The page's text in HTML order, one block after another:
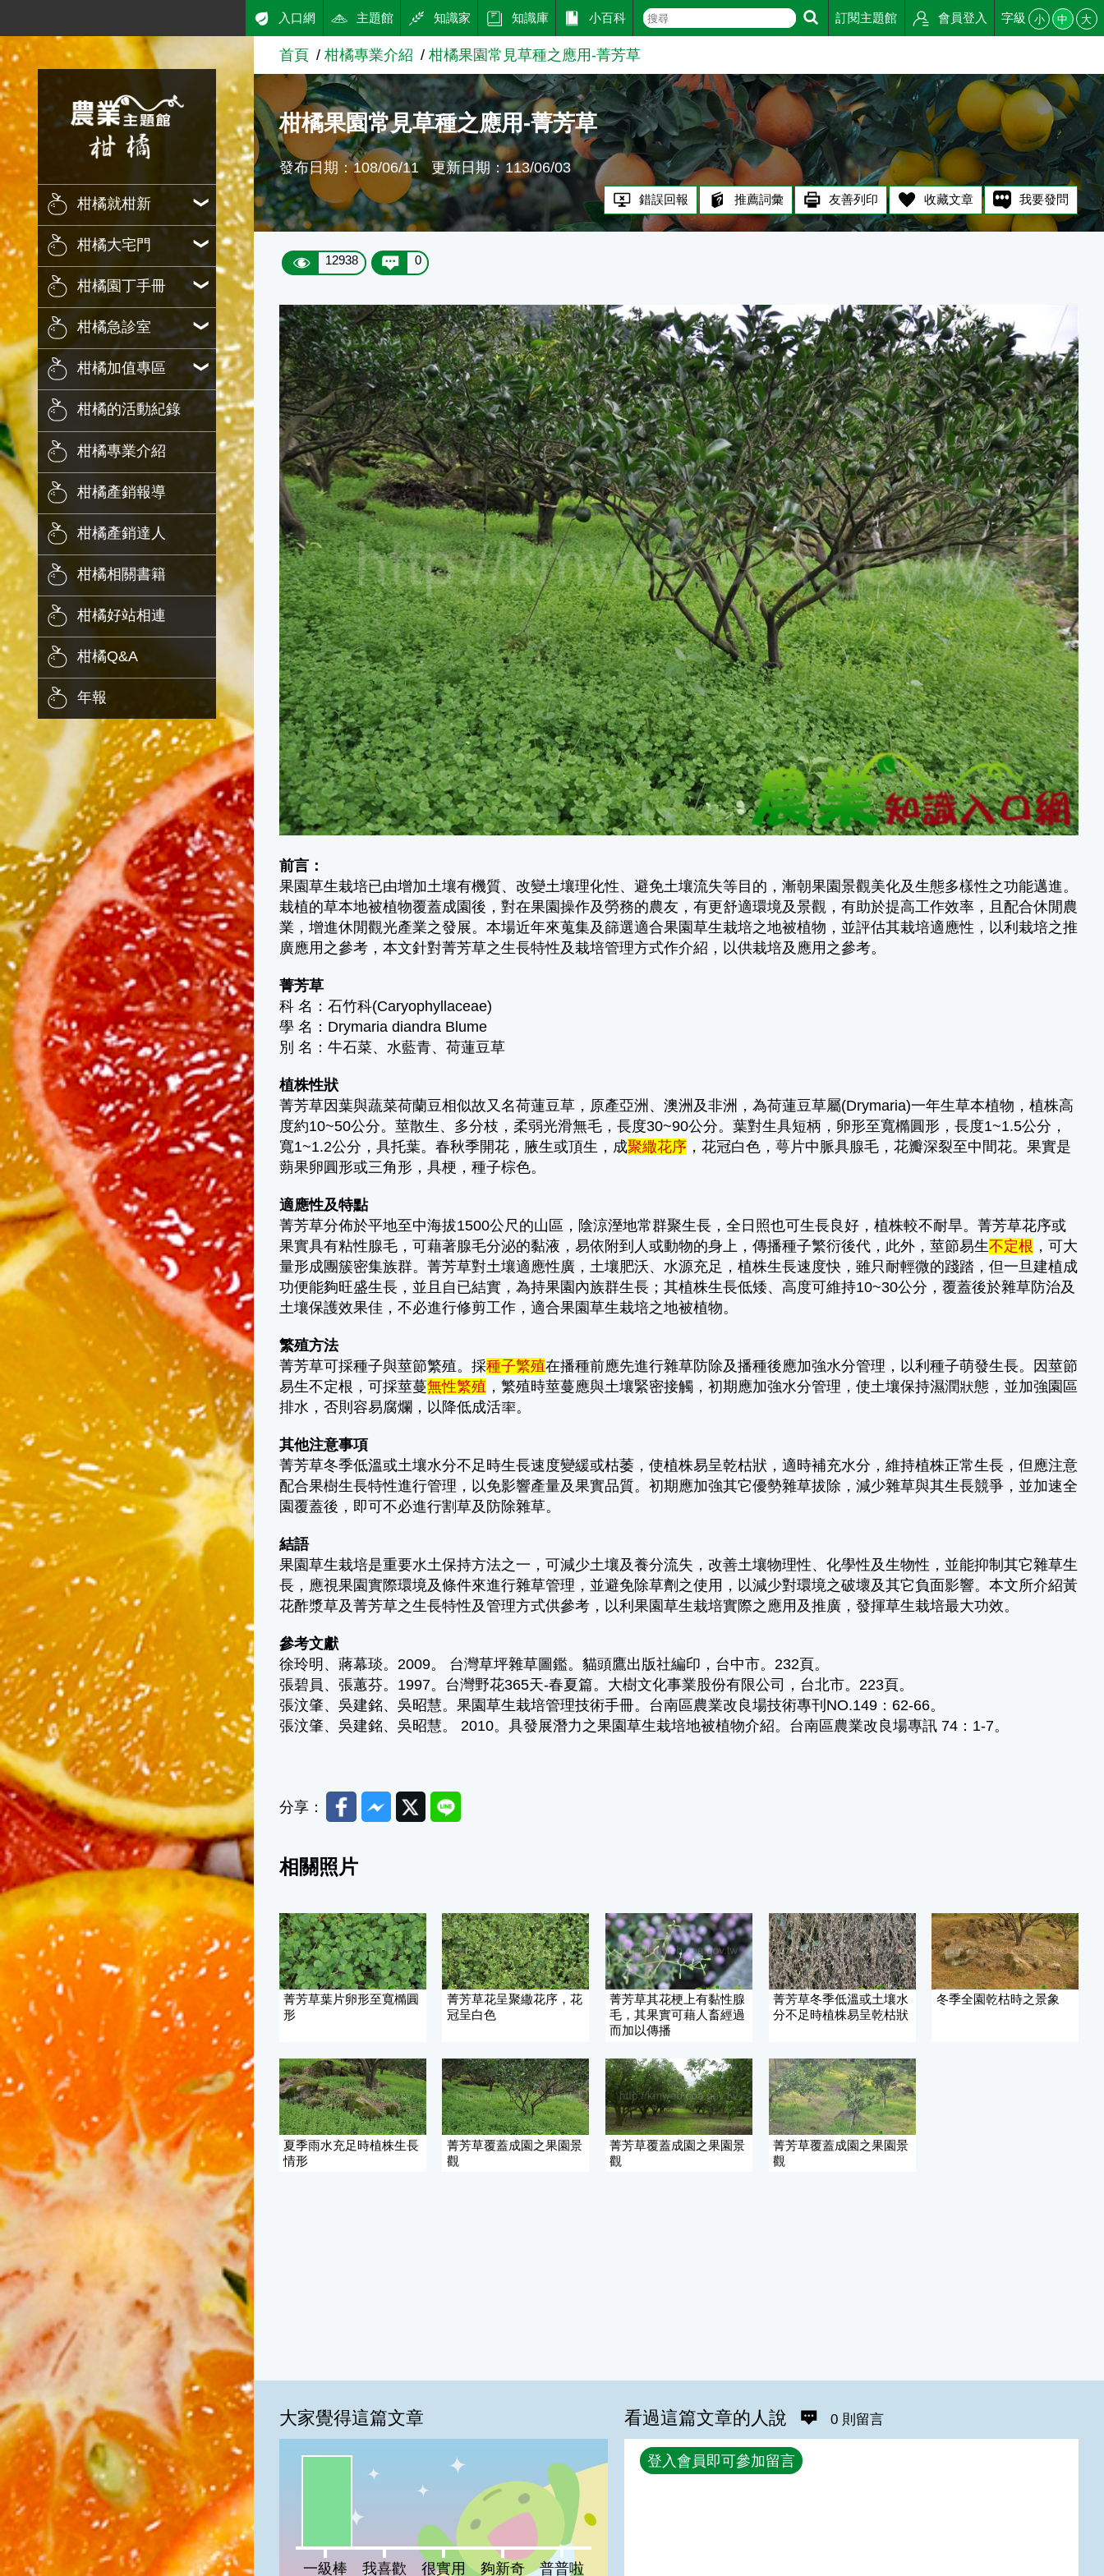
跳到主要內容
農業知識入口網
柑橘就柑新
柑橘大宅門
柑橘園丁手冊
柑橘急診室
柑橘加值專區
柑橘的活動紀錄
柑橘專業介紹
柑橘產銷報導
柑橘產銷達人
柑橘相關書籍
柑橘好站相連
柑橘Q&A
年報
入口網 主題館 知識家 知識庫 小百科 訂閱主題館 會員登入 字級 小 中 大
首頁 柑橘專業介紹 柑橘果園常見草種之應用-菁芳草
柑橘果園常見草種之應用-菁芳草
發布日期：108/06/11 更新日期：113/06/03
錯誤回報 推薦詞彙 友善列印 收藏文章 我要發問
12938 0
前言：
果園草生栽培已由增加土壤有機質、改變土壤理化性、避免土壤流失等目的，漸朝果園景觀美化及生態多樣性之功能邁進。
栽植的草本地被植物覆蓋成園後，對在果園操作及勞務的農友，有更舒適環境及景觀，有助於提高工作效率，且配合休閒農
業，增進休閒觀光產業之發展。本場近年來蒐集及篩選適合果園草生栽培之地被植物，並評估其栽培適應性，以利栽培之推
廣應用之參考，本文針對菁芳草之生長特性及栽培管理方式作介紹，以供栽培及應用之參考。
菁芳草
科 名：石竹科(Caryophyllaceae)
學 名：Drymaria diandra Blume
別 名：牛石菜、水藍青、荷蓮豆草
植株性狀
菁芳草因葉與蔬菜荷蘭豆相似故又名荷蓮豆草，原產亞洲、澳洲及非洲，為荷蓮豆草屬(Drymaria)一年生草本植物，植株高
度約10~50公分。莖散生、多分枝，柔弱光滑無毛，長度30~90公分。葉對生具短柄，卵形至寬橢圓形，長度1~1.5公分，
寬1~1.2公分，具托葉。春秋季開花，腋生或頂生，成聚繖花序 ，花冠白色，萼片中脈具腺毛，花瓣深裂至中間花。果實是
蒴果卵圓形或三角形，具梗，種子棕色。
適應性及特點
菁芳草分佈於平地至中海拔1500公尺的山區，陰涼溼地常群聚生長，全日照也可生長良好，植株較不耐旱。菁芳草花序或
果實具有粘性腺毛，可藉著腺毛分泌的黏液，易依附到人或動物的身上，傳播種子繁衍後代，此外，莖節易生不定根 ，可大
量形成團簇密集族群。菁芳草對土壤適應性廣，土壤肥沃、水源充足，植株生長速度快，雖只耐輕微的踐踏，但一旦建植成
功便能夠旺盛生長，並且自已結實，為持果園內族群生長；其植株生長低矮、高度可維持10~30公分，覆蓋後於雜草防治及
土壤保護效果佳，不必進行修剪工作，適合果園草生栽培之地被植物。
繁殖方法
菁芳草可採種子與莖節繁殖。採種子繁殖在播種前應先進行雜草防除及播種後應加強水分管理，以利種子萌發生長。因莖節
易生不定根，可採莖蔓無性繁殖 ，繁殖時莖蔓應與土壤緊密接觸，初期應加強水分管理，使土壤保持濕潤狀態，並加強園區
排水，否則容易腐爛，以降低成活率。
其他注意事項
菁芳草冬季低溫或土壤水分不足時生長速度變緩或枯萎，使植株易呈乾枯狀，適時補充水分，維持植株正常生長，但應注意
配合果樹生長特性進行管理，以免影響產量及果實品質。初期應加強其它優勢雜草拔除，減少雜草與其生長競爭，並加速全
園覆蓋後，即可不必進行割草及防除雜草。
結語
果園草生栽培是重要水土保持方法之一，可減少土壤及養分流失，改善土壤物理性、化學性及生物性，並能抑制其它雜草生
長，應視果園實際環境及條件來進行雜草管理，並避免除草劑之使用，以減少對環境之破壞及其它負面影響。本文所介紹黃
花酢漿草及菁芳草之生長特性及管理方式供參考，以利果園草生栽培實際之應用及推廣，發揮草生栽培最大功效。
參考文獻
徐玲明、蔣幕琰。2009。 台灣草坪雜草圖鑑。貓頭鷹出版社編印，台中市。232頁。
張碧員、張蕙芬。1997。台灣野花365天-春夏篇。大樹文化事業股份有限公司，台北市。223頁。
張汶肇、吳建銘、吳昭慧。果園草生栽培管理技術手冊。台南區農業改良場技術專刊NO.149：62-66。
張汶肇、吳建銘、吳昭慧。 2010。具發展潛力之果園草生栽培地被植物介紹。台南區農業改良場專訊 74：1-7。
分享： FacebookMessenger
TwitterLine
相關照片
菁芳草葉片卵形至寬橢圓
形
菁芳草花呈聚繖花序，花
冠呈白色
菁芳草其花梗上有黏性腺
毛，其果實可藉人畜經過
而加以傳播
菁芳草冬季低溫或土壤水
分不足時植株易呈乾枯狀
冬季全園乾枯時之景象
夏季雨水充足時植株生長
情形
菁芳草覆蓋成園之果園景
觀
菁芳草覆蓋成園之果園景
觀
菁芳草覆蓋成園之果園景
觀
大家覺得這篇文章
一級棒:100%
我喜歡:0%很實用:0% 夠新奇:0%普普啦:0%
一級棒 我喜歡 很實用 夠新奇 普普啦
看過這篇文章的人說 0 則留言
回覆
登入會員即可參加留言